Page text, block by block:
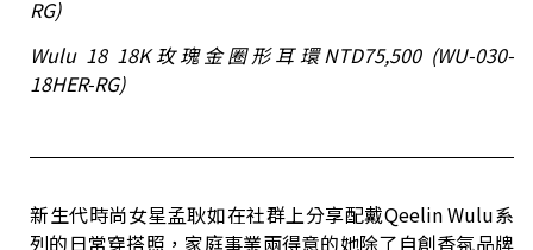
RG)
Wulu 18 18K玫瑰金圈形耳環NTD75,500 (WU-030-
18HER-RG)
新生代時尚女星孟耿如在社群上分享配戴Qeelin Wulu系
列的日常穿搭照，家庭事業兩得意的她除了自創香氛品牌